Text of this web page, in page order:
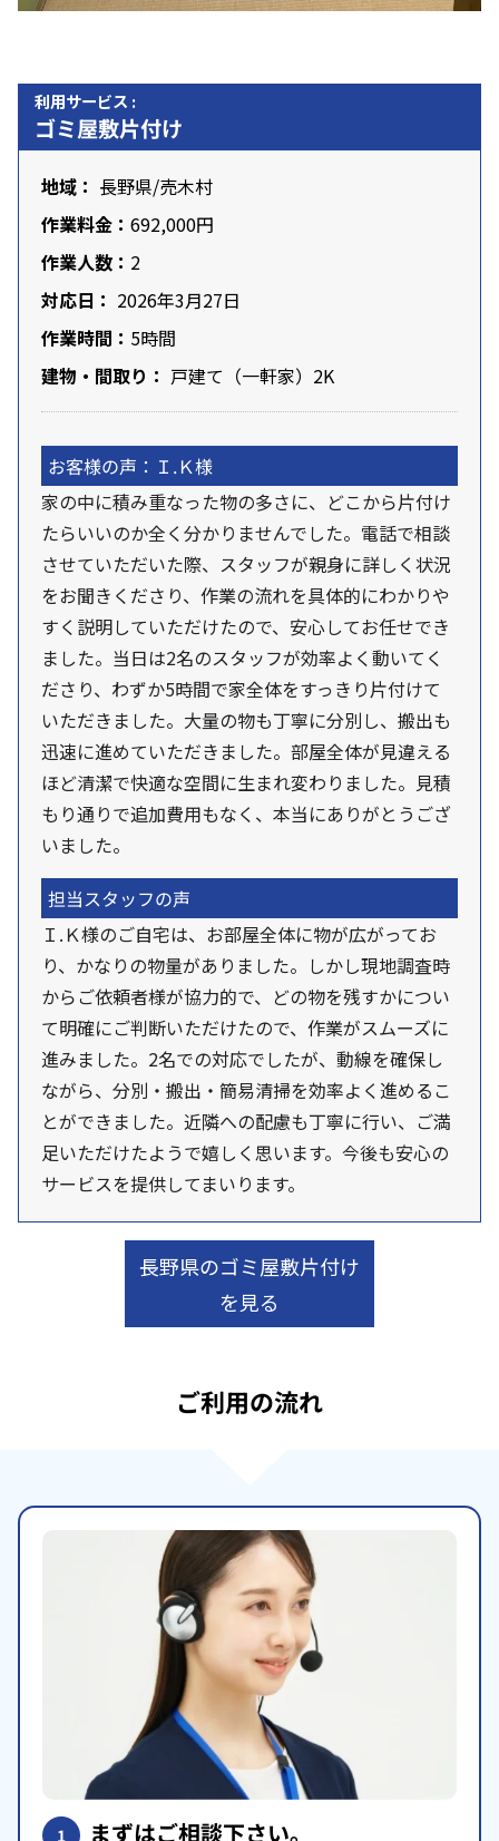
利用サービス :
ゴミ屋敷片付け
地域： 長野県/売木村
作業料金： 692,000円
作業人数： 2
対応日： 2026年3月27日
作業時間： 5時間
建物・間取り： 戸建て（一軒家）2K
お客様の声：Ｉ.Ｋ様
家の中に積み重なった物の多さに、どこから片付け
たらいいのか全く分かりませんでした。電話で相談
させていただいた際、スタッフが親身に詳しく状況
をお聞きくださり、作業の流れを具体的にわかりや
すく説明していただけたので、安心してお任せでき
ました。当日は2名のスタッフが効率よく動いてく
ださり、わずか5時間で家全体をすっきり片付けて
いただきました。大量の物も丁寧に分別し、搬出も
迅速に進めていただきました。部屋全体が見違える
ほど清潔で快適な空間に生まれ変わりました。見積
もり通りで追加費用もなく、本当にありがとうござ
いました。
担当スタッフの声
Ｉ.Ｋ様のご自宅は、お部屋全体に物が広がってお
り、かなりの物量がありました。しかし現地調査時
からご依頼者様が協力的で、どの物を残すかについ
て明確にご判断いただけたので、作業がスムーズに
進みました。2名での対応でしたが、動線を確保し
ながら、分別・搬出・簡易清掃を効率よく進めるこ
とができました。近隣への配慮も丁寧に行い、ご満
足いただけたようで嬉しく思います。今後も安心の
サービスを提供してまいります。
長野県のゴミ屋敷片付け
を見る
ご利用の流れ
1 まずはご相談下さい。